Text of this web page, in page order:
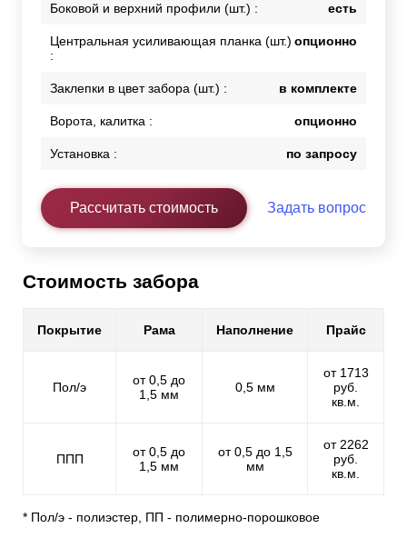
Боковой и верхний профили (шт.) : есть
Центральная усиливающая планка (шт.)
:
опционно
Заклепки в цвет забора (шт.) : в комплекте
Ворота, калитка : опционно
Установка : по запросу
Рассчитать стоимость Задать вопрос
Стоимость забора
Покрытие Рама Наполнение Прайс
Пол/э
от 0,5 до
1,5 мм
0,5 мм
от 1713
руб.
кв.м.
ППП
от 0,5 до
1,5 мм
от 0,5 до 1,5
мм
от 2262
руб.
кв.м.
* Пол/э - полиэстер, ПП - полимерно-порошковое